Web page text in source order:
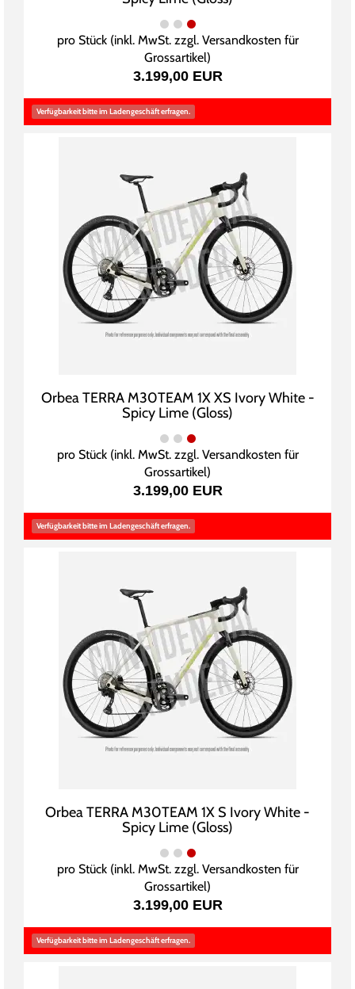
pro Stück (inkl. MwSt. zzgl. Versandkosten für
Grossartikel)
3.199,00 EUR
Verfügbarkeit bitte im Ladengeschäft erfragen.
Orbea TERRA M30TEAM 1X XS Ivory White -
Spicy Lime (Gloss)
pro Stück (inkl. MwSt. zzgl. Versandkosten für
Grossartikel)
3.199,00 EUR
Verfügbarkeit bitte im Ladengeschäft erfragen.
Orbea TERRA M30TEAM 1X S Ivory White -
Spicy Lime (Gloss)
pro Stück (inkl. MwSt. zzgl. Versandkosten für
Grossartikel)
3.199,00 EUR
Verfügbarkeit bitte im Ladengeschäft erfragen.